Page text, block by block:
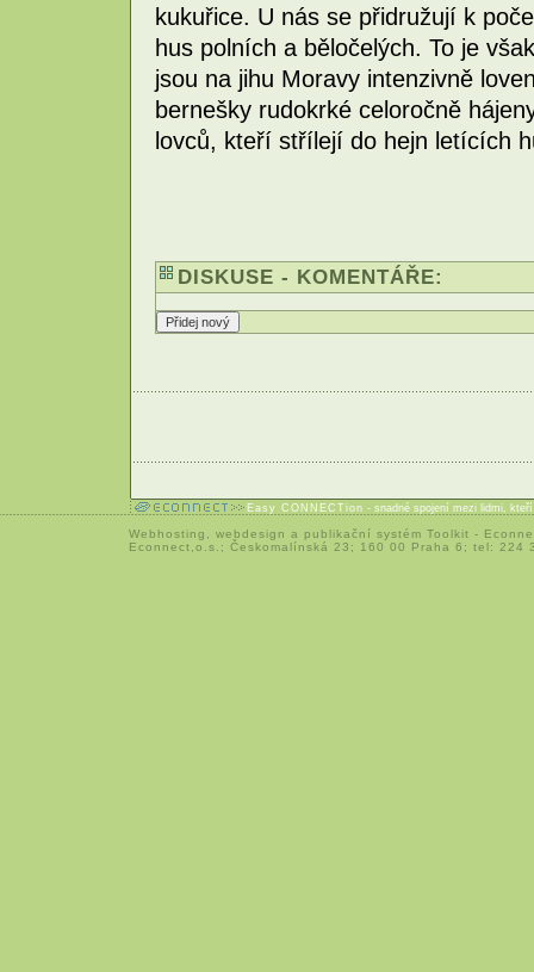
kukuřice. U nás se přidružují k
hus polních a běločelých. To je
jsou na jihu Moravy intenzivně
bernešky rudokrké celoročně
lovců, kteří střílejí do hejn letících
DISKUSE - KOMENTÁŘE:
Easy CONNECTion - snadné spojení mezi lidmi,
Webhosting webdesign a publikační systém Toolkit -
Econnect,o.s.; Českomalínská 23; 160 00 Praha 6; tel: 224